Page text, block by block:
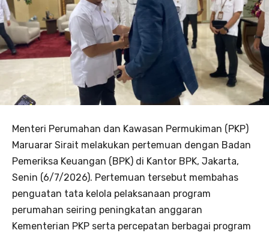
Menteri Perumahan dan Kawasan Permukiman (PKP)
Maruarar Sirait melakukan pertemuan dengan Badan
Pemeriksa Keuangan (BPK) di Kantor BPK, Jakarta,
Senin (6/7/2026). Pertemuan tersebut membahas
penguatan tata kelola pelaksanaan program
perumahan seiring peningkatan anggaran
Kementerian PKP serta percepatan berbagai program